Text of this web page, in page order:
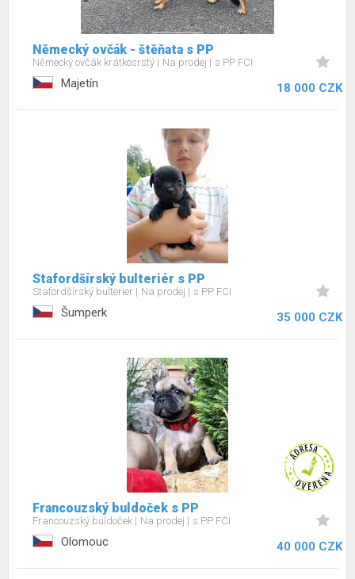
Německý ovčák - štěňata s PP
Německý ovčák krátkosrstý Na prodej s PP FCI
Majetín 18 000 CZK
Stafordšírský bulteriér s PP
Stafordšírský bulterier Na prodej s PP FCI
Šumperk 35 000 CZK
Francouzský buldoček s PP
Francouzský buldoček Na prodej s PP FCI
Olomouc 40 000 CZK